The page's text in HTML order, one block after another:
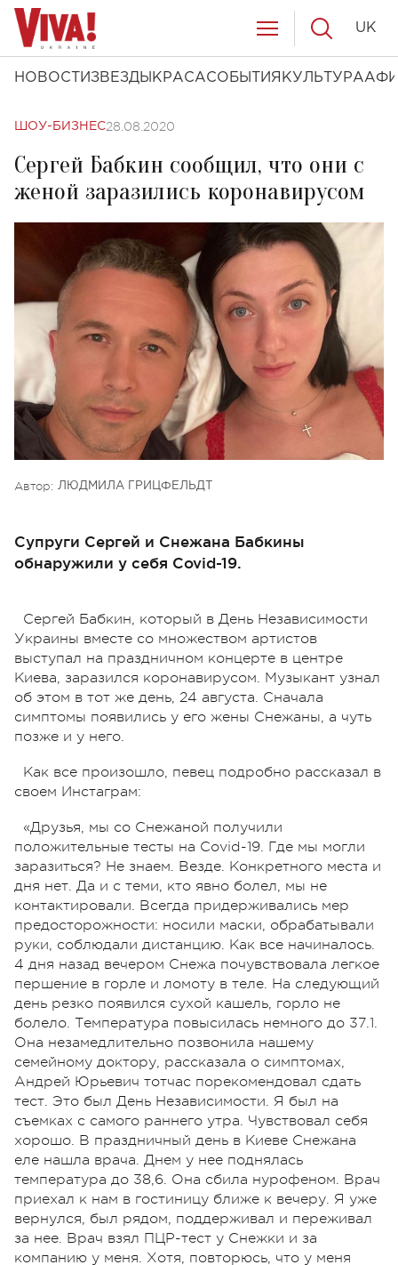
НОВОСТИ ЗВЕЗДЫ КРАСАСОБЫТИЯ КУЛЬТУРА
UK
ШОУ-БИЗНЕС28.08.2020
Сергей Бабкин сообщил, что они с
женой заразились коронавирусом
Автор: ЛЮДМИЛА ГРИЦФЕЛЬДТ
Супруги Сергей и Снежана Бабкины
обнаружили у себя Covid-19.
Сергей Бабкин, который в День Независимости
Украины вместе со множеством артистов
выступал на праздничном концерте в центре
Киева, заразился коронавирусом. Музыкант узнал
об этом в тот же день, 24 августа. Сначала
симптомы появились у его жены Снежаны, а чуть
позже и у него.
Как все произошло, певец подробно рассказал в
своем Инстаграм:
«Друзья, мы со Снежаной получили
положительные тесты на Covid-19. Где мы могли
заразиться? Не знаем. Везде. Конкретного места и
дня нет. Да и с теми, кто явно болел, мы не
контактировали. Всегда придерживались мер
предосторожности: носили маски, обрабатывали
руки, соблюдали дистанцию. Как все начиналось.
4 дня назад вечером Снежа почувствовала легкое
першение в горле и ломоту в теле. На следующий
день резко появился сухой кашель, горло не
болело. Температура повысилась немного до 37.1.
Она незамедлительно позвонила нашему
семейному доктору, рассказала о симптомах,
Андрей Юрьевич тотчас порекомендовал сдать
тест. Это был День Независимости. Я был на
съемках с самого раннего утра. Чувствовал себя
хорошо. В праздничный день в Киеве Снежана
еле нашла врача. Днем у нее поднялась
температура до 38,6. Она сбила нурофеном. Врач
приехал к нам в гостиницу ближе к вечеру. Я уже
вернулся, был рядом, поддерживал и переживал
за нее. Врач взял ПЦР-тест у Снежки и за
компанию у меня. Хотя, повторюсь, что у меня